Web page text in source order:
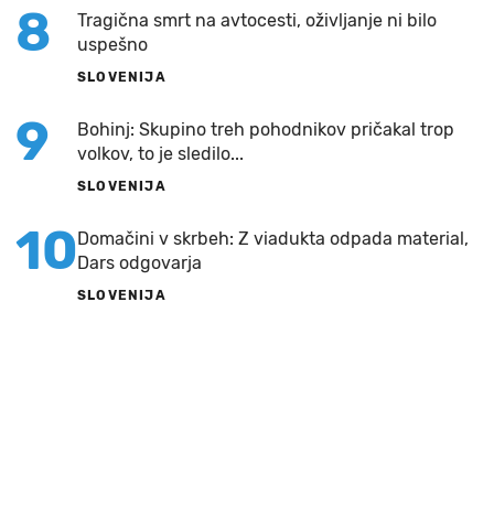
8
Tragična smrt na avtocesti, oživljanje ni bilo
uspešno
SLOVENIJA
9
Bohinj: Skupino treh pohodnikov pričakal trop
volkov, to je sledilo...
SLOVENIJA
10 Domačini v skrbeh: Z viadukta odpada material,
Dars odgovarja
SLOVENIJA